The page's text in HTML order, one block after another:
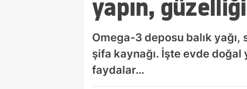
yapın,
Omega-3 deposu balık
şifa kaynağı. İşte evde doğal
faydalar…